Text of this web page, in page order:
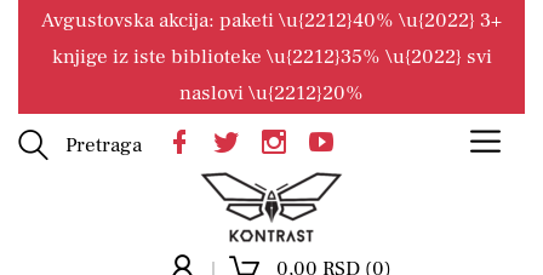
Avgustovska akcija: paketi \u{2212}40% \u{2022} 3+
knjige iz iste biblioteke \u{2212}35% \u{2022} svi
naslovi \u{2212}20%
Pretraga
0,00 RSD (0)